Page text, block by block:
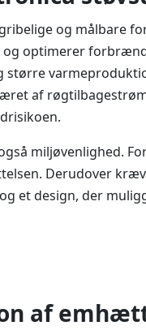
og målbare
optimerer
større
af
miljøvenlighed.
Derudover
et design, der
af